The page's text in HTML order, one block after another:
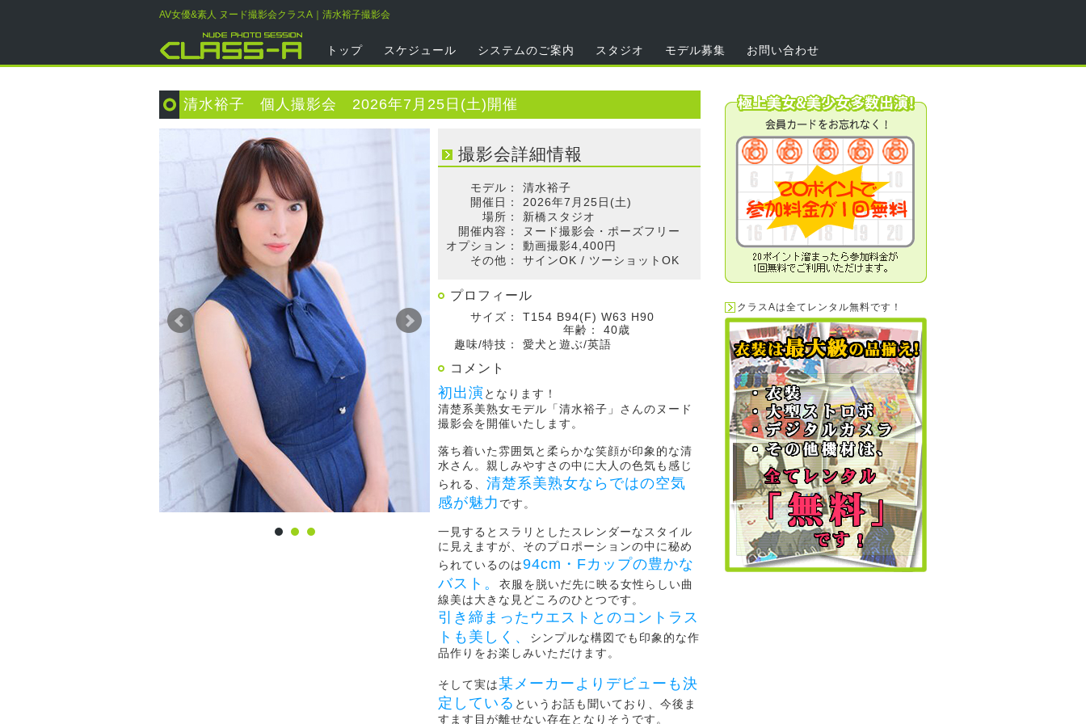
AV女優&素人 ヌード撮影会クラスA｜清水裕子撮影会
トップ スケジュール システムのご案内 スタジオ モデル募集 お問い合わせ
清水裕子 個人撮影会 2026年7月25日(土)開催
撮影会詳細情報
モデル：
清水裕子
開催日：
2026年7月25日(土)
場所：
新橋スタジオ
開催内容：
ヌード撮影会・ポーズフリー
オプション：
動画撮影4,400円
その他：
サインOK / ツーショットOK
プロフィール
サイズ：
T154 B94(F) W63 H90
年齢：
40歳
趣味/特技：
愛犬と遊ぶ/英語
コメント
初出演 となります！
清楚系美熟女モデル「清水裕子」さんのヌード
撮影会を開催いたします。
落ち着いた雰囲気と柔らかな笑顔が印象的な清
水さん。親しみやすさの中に大人の色気も感じ
られる、 清楚系美熟女ならではの空気
感が魅力 です。
一見するとスラリとしたスレンダーなスタイル
に見えますが、そのプロポーションの中に秘め
られているのは94cm・Fカップの豊かな
バスト。
衣服を脱いだ先に映る女性らしい曲
線美は大きな見どころのひとつです。
引き締まったウエストとのコントラス
トも美しく、
シンプルな構図でも印象的な作
品作りをお楽しみいただけます。
そして実は某メーカーよりデビューも決
定している というお話も聞いており、今後ま
すます目が離せない存在となりそうです。
クラスAは全てレンタル無料です！